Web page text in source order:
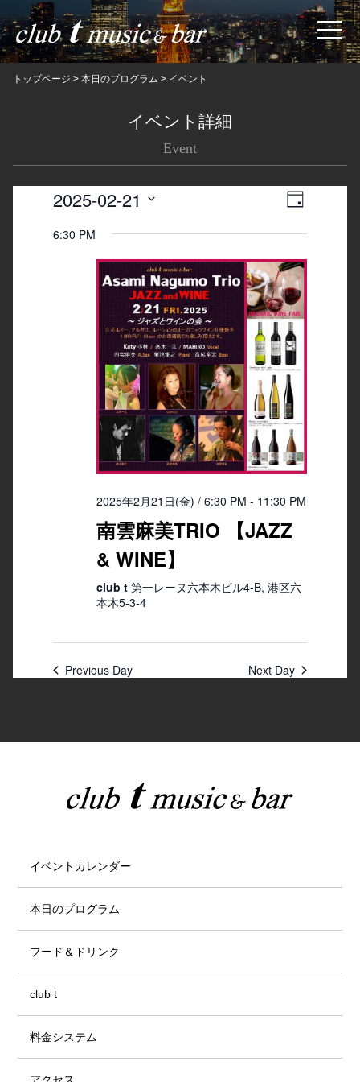
トップページ > 本日のプログラム > イベント
イベント詳細
Event
Views
Event
日
2025-02-21
date.
6:30 PM
2025年2月21日(金) / 6:30 PM - 11:30 PM
南雲麻美TRIO 【JAZZ
& WINE】
club t 第一レーヌ六本木ビル4-B, 港区六
本木5-3-4
Previous Day Next Day
イベントカレンダー
本日のプログラム
フード＆ドリンク
club t
料金システム